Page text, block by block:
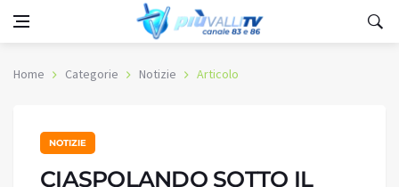
Home Categorie Notizie Articolo
NOTIZIE
CIASPOLANDO SOTTO IL